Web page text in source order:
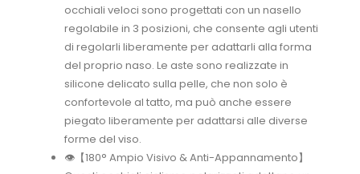
occhiali veloci sono progettati con un nasello
regolabile in 3 posizioni, che consente agli utenti
di regolarli liberamente per adattarli alla forma
del proprio naso. Le aste sono realizzate in
silicone delicato sulla pelle, che non solo è
confortevole al tatto, ma può anche essere
piegato liberamente per adattarsi alle diverse
forme del viso.
👁️【180° Ampio Visivo & Anti-Appannamento】